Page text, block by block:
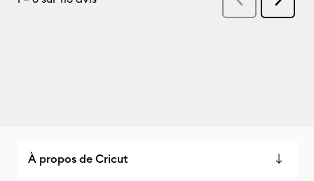
À propos de Cricut